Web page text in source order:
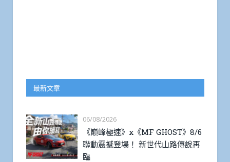
最新文章
06/08/2026
《巔峰極速》x《MF GHOST》8/6
聯動震撼登場！ 新世代山路傳說再
臨